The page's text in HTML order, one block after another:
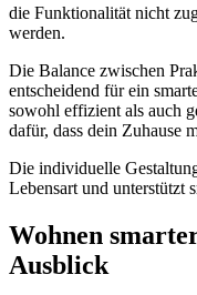
die Funktionalität nicht
werden.
Die Balance zwischen
entscheidend für ein
sowohl effizient als auch
dafür, dass dein Zuhause
Die individuelle
Lebensart und unterstützt
Wohnen
Ausblick